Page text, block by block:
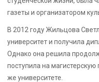
газеты и организатором
В 2012 году Жильцова
университет и получила
Однако она решила
поступила на
же университете.